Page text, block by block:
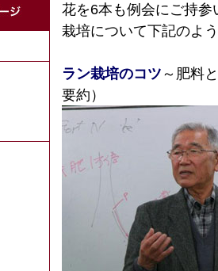
花を6本も例会にご持
栽培について下記のよ
ラン栽培のコツ～肥料
要約）